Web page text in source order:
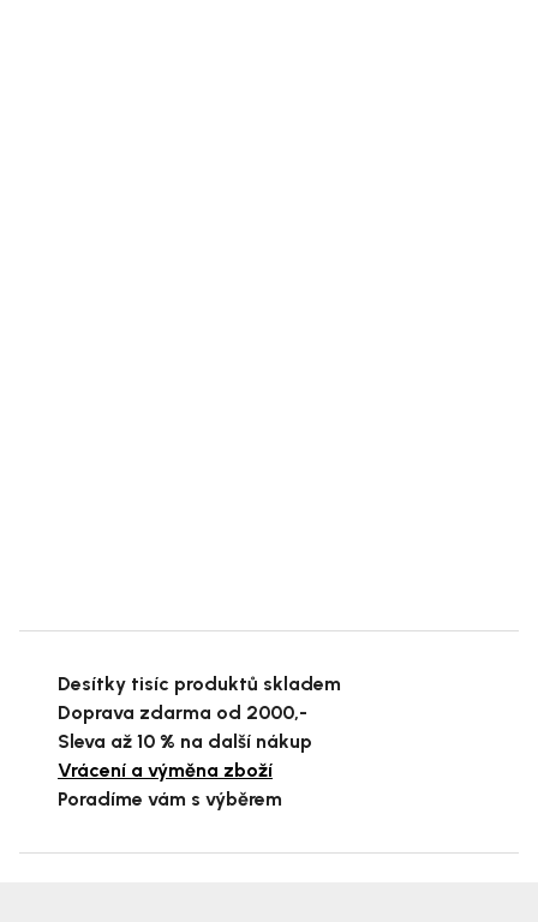
Desítky tisíc produktů skladem
Doprava zdarma od 2000,-
Sleva až 10 % na další nákup
Vrácení a výměna zboží
Poradíme vám s výběrem